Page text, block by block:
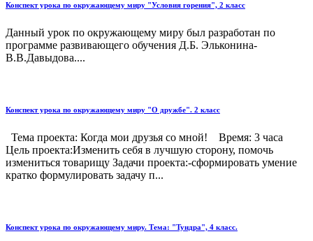
Конспект урока по окружающему миру "Условия горения", 2 класс
Данный урок по окружающему миру был разработан по
программе развивающего обучения Д.Б. Эльконина-
В.В.Давыдова....
Конспект урока по окружающему миру "О дружбе". 2 класс
Тема проекта: Когда мои друзья со мной! Время: 3 часа
Цель проекта:Изменить себя в лучшую сторону, помочь
измениться товарищу Задачи проекта:-сформировать умение
кратко формулировать задачу п...
Конспект урока по окружающему миру. Тема: "Тундра", 4 класс.